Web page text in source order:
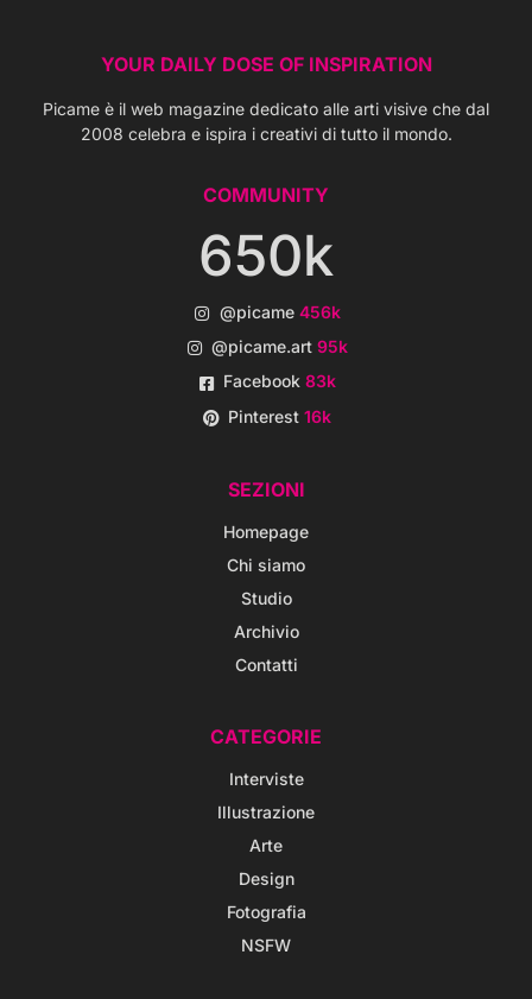
YOUR DAILY DOSE OF INSPIRATION
Picame è il web magazine dedicato alle arti visive che dal
2008 celebra e ispira i creativi di tutto il mondo.
COMMUNITY
650k
@picame 456k
@picame.art95k
Facebook83k
Pinterest16k
SEZIONI
Homepage
Chi siamo
Studio
Archivio
Contatti
CATEGORIE
Interviste
Illustrazione
Arte
Design
Fotografia
NSFW